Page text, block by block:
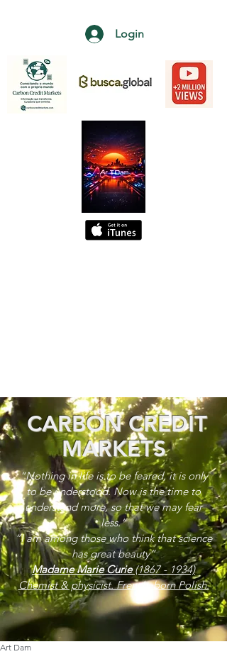
Login
CARBON CREDIT
MARKETS
“Nothing in life is to be feared, it is only
to be understood. Now is the time to
understand more, so that we may fear
less.”
“I am among those who think that science
has great beauty”
Madame Marie Curie(1867 - 1934)
Chemist & physicist. French, born Polish.
Art Dam